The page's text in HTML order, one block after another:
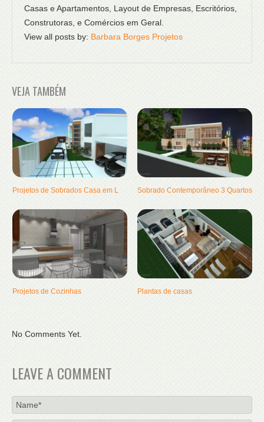
Casas e Apartamentos, Layout de Empresas, Escritórios,
Construtoras, e Comércios em Geral.
View all posts by: Barbara Borges Projetos
VEJA TAMBÉM
Projetos de Sobrados Casa em L Sobrado Contemporâneo 3 Quartos
Projetos de Cozinhas Plantas de casas
No Comments Yet.
LEAVE A COMMENT